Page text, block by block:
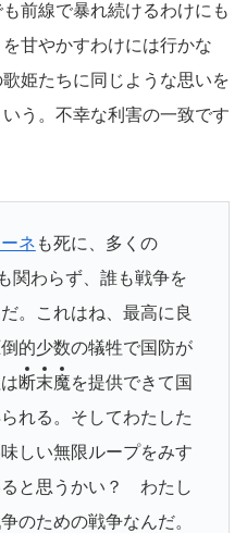
前線で暴れ続けるわけにも
甘やかすわけには行かな
姫たちに同じような思いを
う。不幸な利害の一致です
ーネ も死に、多くの
関わらず、誰も戦争を
。これはね、最高に良
的少数の犠牲で国防が
断末魔を提供できて国
れる。そしてわたした
しい無限ループをみす
と思うかい？ わたし
のための戦争なんだ。